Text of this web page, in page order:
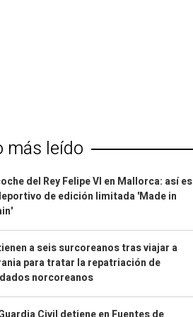
más leído
del Rey Felipe VI en Mallorca: así es
de edición limitada 'Made in
a seis surcoreanos tras viajar a
para tratar la repatriación de
norcoreanos